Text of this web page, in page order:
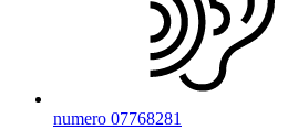
numero 07768281